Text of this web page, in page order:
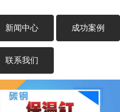
新闻中心 成功案例
联系我们